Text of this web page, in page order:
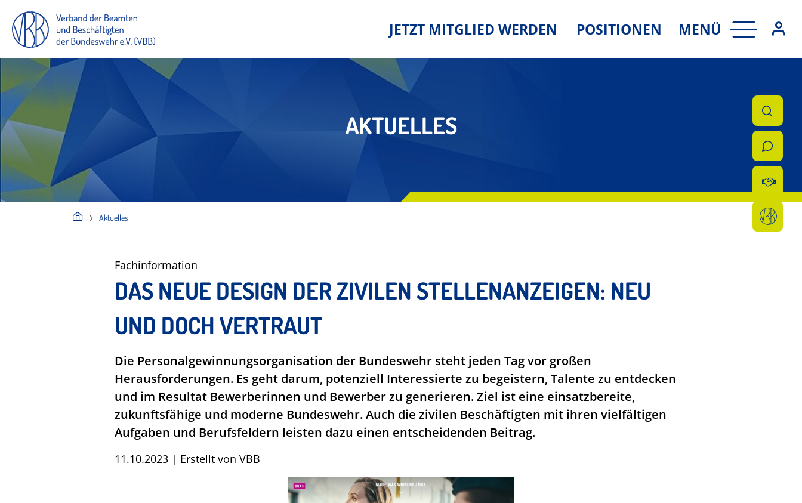
JETZT MITGLIED WERDEN POSITIONEN MENÜ
AKTUELLES
Aktuelles
Fachinformation
DAS NEUE DESIGN DER ZIVILEN STELLENANZEIGEN: NEU
UND DOCH VERTRAUT
Die Personalgewinnungsorganisation der Bundeswehr steht jeden Tag vor großen
Herausforderungen. Es geht darum, potenziell Interessierte zu begeistern, Talente zu entdecken
und im Resultat Bewerberinnen und Bewerber zu generieren. Ziel ist eine einsatzbereite,
zukunftsfähige und moderne Bundeswehr. Auch die zivilen Beschäftigten mit ihren vielfältigen
Aufgaben und Berufsfeldern leisten dazu einen entscheidenden Beitrag.
11.10.2023 | Erstellt von VBB